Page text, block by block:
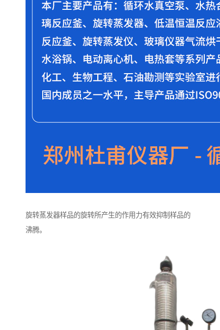
旋转蒸发器样品的旋转所产生的作用力有效抑制样品的
沸腾。